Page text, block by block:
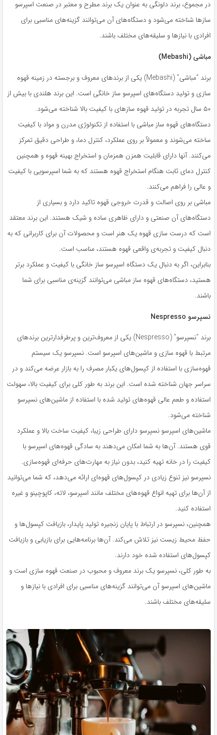
در مجموع، برند دلونگی به عنوان یک برند مطرح و معتبر در صنعت اسپرسو
سازها شناخته می‌شود و دستگاه‌های آن می‌توانند گزینه‌های مناسبی برای
افرادی با نیازها و سلیقه‌های مختلف باشند.
مباشی (Mebashi)
برند “مباشی” (Mebashi) یکی از برندهای معروف و برجسته در زمینه قهوه
سازی و تولید دستگاه‌های اسپرسو ساز خانگی است. این برند هلندی با بیش از
۵۰ سال تجربه در تولید قهوه سازهای با کیفیت بالا شناخته می‌شود.
دستگاه‌های قهوه ساز مباشی با استفاده از تکنولوژی مدرن و مواد با کیفیت
ساخته می‌شوند و معمولاً بر روی عملکرد، کنترل دما، و طراحی دقیق تمرکز
می‌کنند. آنها دارای قابلیت همزن همزمان و استخراج بهینه قهوه و همچنین
کنترل دمای ثابت هنگام استخراج قهوه هستند که به شما اسپرسویی با کیفیت
و عالی را فراهم می‌کنند.
مباشی بر روی اصالت و قدرت خروجی قهوه تاکید دارد و بسیاری از
دستگاه‌های آن صنعتی و دارای ظاهری ساده و شیک هستند. این برند معتقد
است که درست سازی قهوه یک هنر است و محصولات آن برای کاربرانی که به
دنبال کیفیت و تجربه‌ی واقعی قهوه هستند، مناسب است.
بنابراین، اگر به دنبال یک دستگاه اسپرسو ساز خانگی با کیفیت و عملکرد برتر
هستید، دستگاه‌های قهوه ساز مباشی می‌توانند گزینه‌ی مناسبی برای شما
باشند.
نسپرسو Nespresso
برند “نسپرسو” (Nespresso) یکی از معروف‌ترین و پرطرفدارترین برندهای
مرتبط با قهوه سازی و ماشین‌های اسپرسو است. نسپرسو یک سیستم
قهوه‌سازی با استفاده از کپسول‌های یکبار مصرف را به بازار عرضه می‌کند و در
سراسر جهان شناخته شده است. این برند به طور کلی برای کیفیت بالا، سهولت
استفاده و طعم عالی قهوه‌های تولید شده با استفاده از ماشین‌های نسپرسو
شناخته می‌شود.
ماشین‌های اسپرسو نسپرسو دارای طراحی زیبا، کیفیت ساخت بالا و عملکرد
قوی هستند. آن‌ها به شما امکان می‌دهند به سادگی قهوه‌های اسپرسو با
کیفیت را در خانه تهیه کنید، بدون نیاز به مهارت‌های حرفه‌ای قهوه‌سازی.
نسپرسو نیز تنوع زیادی در کپسول‌های قهوه‌ای ارائه می‌دهد، که شما می‌توانید
از آن‌ها برای تهیه انواع قهوه‌های مختلف مانند اسپرسو، لاته، کاپوچینو و غیره
استفاده کنید.
همچنین، نسپرسو در ارتباط با پایان زنجیره تولید پایدار، بازیافت کپسول‌ها و
حفظ محیط زیست نیز تلاش می‌کند. آن‌ها برنامه‌هایی برای بازیابی و بازیافت
کپسول‌های استفاده شده خود دارند.
به طور کلی، نسپرسو یک برند معروف و محبوب در صنعت قهوه سازی است و
ماشین‌های اسپرسو آن می‌توانند گزینه‌های مناسبی برای افرادی با نیازها و
سلیقه‌های مختلف باشند.